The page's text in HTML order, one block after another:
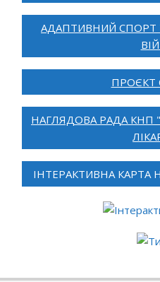
АДАПТИВНИЙ СПОРТ
ПРОЄКТ
НАГЛЯДОВА РАДА КНП
ІНТЕРАКТИВНА КАРТА